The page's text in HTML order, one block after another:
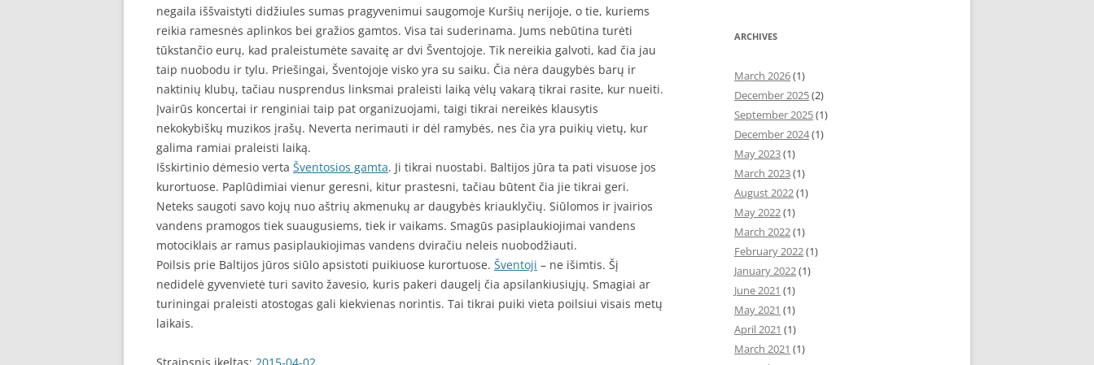
negaila iššvaistyti didžiules sumas pragyvenimui saugomoje Kuršių nerijoje, o tie, kuriems
reikia ramesnės aplinkos bei gražios gamtos. Visa tai suderinama. Jums nebūtina turėti
tūkstančio eurų, kad praleistumėte savaitę ar dvi Šventojoje. Tik nereikia galvoti, kad čia jau
taip nuobodu ir tylu. Priešingai, Šventojoje visko yra su saiku. Čia nėra daugybės barų ir
naktinių klubų, tačiau nusprendus linksmai praleisti laiką vėlų vakarą tikrai rasite, kur nueiti.
Įvairūs koncertai ir renginiai taip pat organizuojami, taigi tikrai nereikės klausytis
nekokybiškų muzikos įrašų. Neverta nerimauti ir dėl ramybės, nes čia yra puikių vietų, kur
galima ramiai praleisti laiką.
Išskirtinio dėmesio verta Šventosios gamta. Ji tikrai nuostabi. Baltijos jūra ta pati visuose jos
kurortuose. Paplūdimiai vienur geresni, kitur prastesni, tačiau būtent čia jie tikrai geri.
Neteks saugoti savo kojų nuo aštrių akmenukų ar daugybės kriauklyčių. Siūlomos ir įvairios
vandens pramogos tiek suaugusiems, tiek ir vaikams. Smagūs pasiplaukiojimai vandens
motociklais ar ramus pasiplaukiojimas vandens dviračiu neleis nuobodžiauti.
Poilsis prie Baltijos jūros siūlo apsistoti puikiuose kurortuose. Šventoji – ne išimtis. Šį
nedidelė gyvenvietė turi savito žavesio, kuris pakeri daugelį čia apsilankiusiųjų. Smagiai ar
turiningai praleisti atostogas gali kiekvienas norintis. Tai tikrai puiki vieta poilsiui visais metų
laikais.
ARCHIVES
March 2026(1)
December 2025(2)
September 2025(1)
December 2024(1)
May 2023(1)
March 2023(1)
August 2022(1)
May 2022(1)
March 2022(1)
February 2022(1)
January 2022(1)
June 2021 (1)
May 2021 (1)
April 2021 (1)
March 2021 (1)